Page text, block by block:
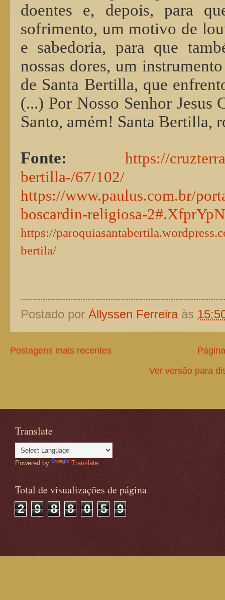
doentes e, depois, para
sofrimento, um motivo de
e sabedoria, para que
nossas dores, um
de Santa Bertilla, que
(...) Por Nosso Senhor Jesus
Santo, amém! Santa Bertilla,
Fonte:
https://
bertilla-/67/102/
https://www.paulus.com.br/
boscardin-religiosa-
https://
bertila/
Postado por Állyssen Ferreira às
Postagens mais recentes
Ver versão para
Translate
Powered by Translate
Total de visualizações de página
2
9 8 8 0 5 9